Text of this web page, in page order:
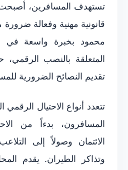
تستهدف المسافرين،
قانونية مهنية وفعالة
محمود بخبرة واسعة في
المتعلقة بالنصب الرقمي،
تقديم النصائح الضرورية
تتعدد أنواع الاحتيال
المسافرون، بدءاً من
الائتمان وصولاً إلى
وتذاكر الطيران. يقدم